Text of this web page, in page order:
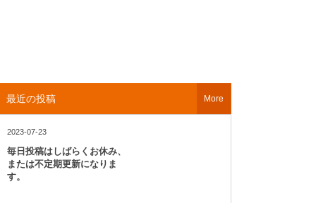
最近の投稿
2023-07-23
毎日投稿はしばらくお休み、
または不定期更新になりま
す。
More